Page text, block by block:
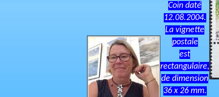
Coin daté
12.08.2004.
La vignette
postale
est
rectangulaire,
de dimension
36 x 26 mm.